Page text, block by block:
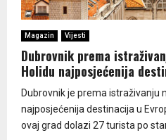
Magazin Vijesti
Dubrovnik prema
Holidu najposjećenija
Dubrovnik je prema istraživanju
najposjećenija destinacija u
ovaj grad dolazi 27 turista po